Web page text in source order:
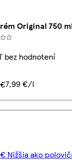
Original 750
bez hodnotení
7,99 €/l
Nižšia ako